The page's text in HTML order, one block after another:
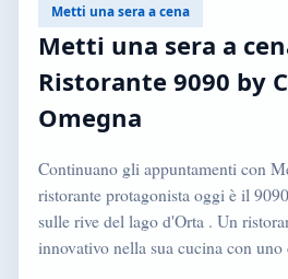
Metti una sera a cena
Metti una sera a
Ristorante 9090 by
Omegna
Continuano gli appuntamenti con
ristorante protagonista oggi è il
sulle rive del lago d'Orta . Un
innovativo nella sua cucina con uno